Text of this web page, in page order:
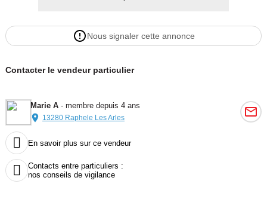
Nous signaler cette annonce
Contacter le vendeur particulier
Marie A- membre depuis 4 ans
13280 Raphele Les Arles
 En savoir plus sur ce vendeur

Contacts entre particuliers :
nos conseils de vigilance